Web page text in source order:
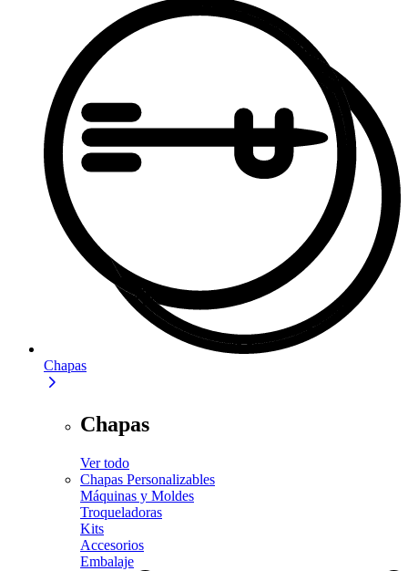
Chapas
Chapas
Ver todo
Chapas Personalizables
Máquinas y Moldes
Troqueladoras
Kits
Accesorios
Embalaje